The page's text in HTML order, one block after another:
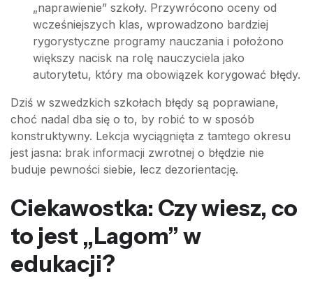
„naprawienie” szkoły. Przywrócono oceny od
wcześniejszych klas, wprowadzono bardziej
rygorystyczne programy nauczania i położono
większy nacisk na rolę nauczyciela jako
autorytetu, który ma obowiązek korygować błędy.
Dziś w szwedzkich szkołach błędy są poprawiane,
choć nadal dba się o to, by robić to w sposób
konstruktywny. Lekcja wyciągnięta z tamtego okresu
jest jasna: brak informacji zwrotnej o błędzie nie
buduje pewności siebie, lecz dezorientację.
Ciekawostka: Czy wiesz, co
to jest „Lagom” w
edukacji?